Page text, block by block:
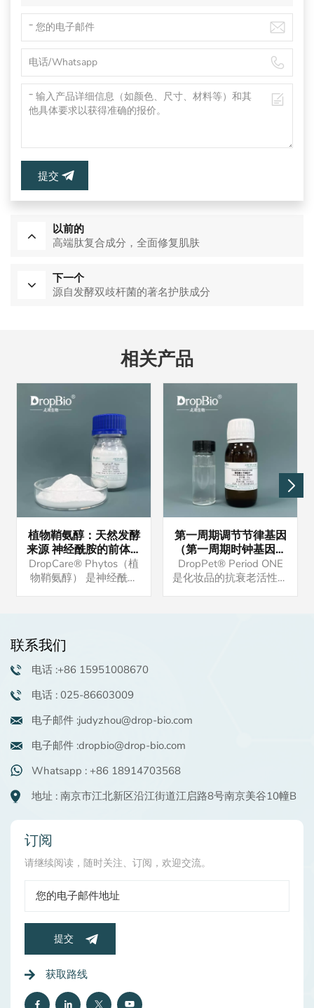
提交
以前的
高端肽复合成分，全面修复肌肤
下一个
源自发酵双歧杆菌的著名护肤成分
相关产品
植物鞘氨醇：天然发酵
来源 神经酰胺的前体物
强大的保湿抗炎功效 油
溶活性物 高端洗护原料
DropCare® Phytos（植
物鞘氨醇） 是神经酰胺
索取样品。我们还可以提
供配方供您参考。
第一周期调节节律基因
（第一周期时钟基因）
调节生物钟
DropPet® Period ONE
是化妆品的抗衰老活性原
联系我们
电话 :+86 15951008670
电话 : 025-86603009
电子邮件 :judyzhou@drop-bio.com
电子邮件 :dropbio@drop-bio.com
Whatsapp : +86 18914703568
地址 : 南京市江北新区沿江街道江启路8号南京美谷10幢B
订阅
请继续阅读，随时关注、订阅，欢迎交流。
提交
获取路线